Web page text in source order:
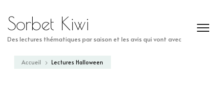
Sorbet Kiwi
Des lectures thématiques par saison et les avis qui vont avec
Accueil Lectures Halloween